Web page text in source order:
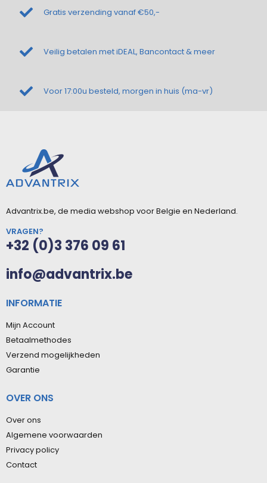
Gratis verzending vanaf €50,-
Veilig betalen met iDEAL, Bancontact & meer
Voor 17:00u besteld, morgen in huis (ma-vr)
Advantrix.be, de media webshop voor Belgie en Nederland.
VRAGEN?
+32 (0)3 376 09 61
info@advantrix.be
INFORMATIE
Mijn Account
Betaalmethodes
Verzend mogelijkheden
Garantie
OVER ONS
Over ons
Algemene voorwaarden
Privacy policy
Contact